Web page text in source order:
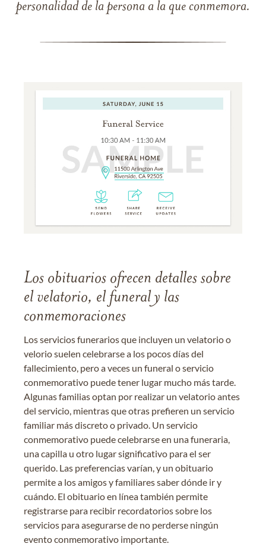
personalidad de la persona a la que conmemora.
Los obituarios ofrecen detalles sobre
el velatorio, el funeral y las
conmemoraciones
Los servicios funerarios que incluyen un velatorio o
velorio suelen celebrarse a los pocos días del
fallecimiento, pero a veces un funeral o servicio
conmemorativo puede tener lugar mucho más tarde.
Algunas familias optan por realizar un velatorio antes
del servicio, mientras que otras prefieren un servicio
familiar más discreto o privado. Un servicio
conmemorativo puede celebrarse en una funeraria,
una capilla u otro lugar significativo para el ser
querido. Las preferencias varían, y un obituario
permite a los amigos y familiares saber dónde ir y
cuándo. El obituario en línea también permite
registrarse para recibir recordatorios sobre los
servicios para asegurarse de no perderse ningún
evento conmemorativo importante.